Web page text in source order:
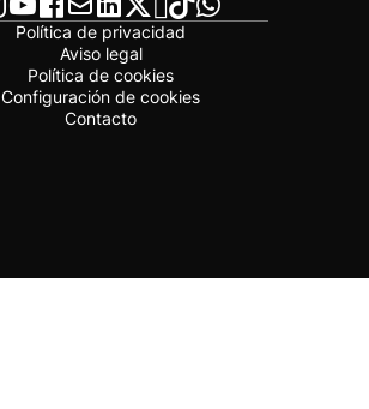
Política de privacidad
Aviso legal
Política de cookies
Configuración de cookies
Contacto